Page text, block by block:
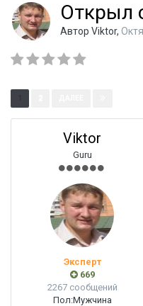
Открыл
Автор Viktor,
Viktor
Guru
Эксперт
669
2267 сообщений
Пол:Мужчина